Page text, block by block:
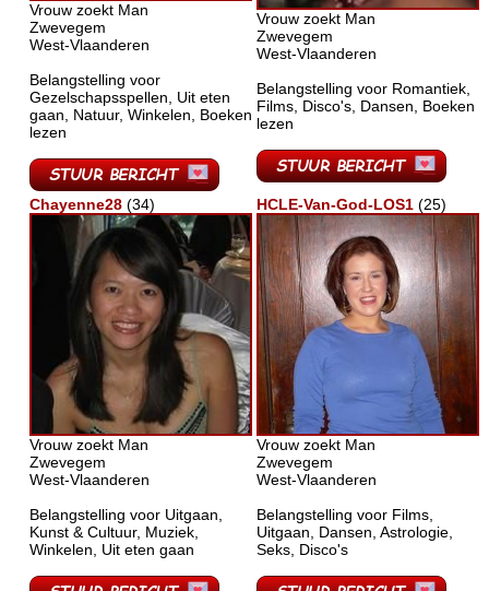
Vrouw zoekt Man
Zwevegem
West-Vlaanderen
Belangstelling voor
Gezelschapsspellen, Uit eten
gaan, Natuur, Winkelen, Boeken
lezen
Vrouw zoekt Man
Zwevegem
West-Vlaanderen
Belangstelling voor Romantiek,
Films, Disco's, Dansen, Boeken
lezen
Chayenne28 (34)
Vrouw zoekt Man
Zwevegem
West-Vlaanderen
Belangstelling voor Uitgaan,
Kunst & Cultuur, Muziek,
Winkelen, Uit eten gaan
HCLE-Van-God-LOS1 (25)
Vrouw zoekt Man
Zwevegem
West-Vlaanderen
Belangstelling voor Films,
Uitgaan, Dansen, Astrologie,
Seks, Disco's